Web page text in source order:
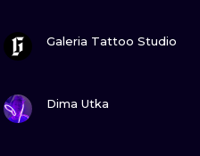
Galeria Tattoo Studio
Dima Utka